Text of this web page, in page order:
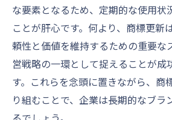
な要素となるため、定期的な使用状
ことが肝心です。何より、商標更新
頼性と価値を維持するための重要な
営戦略の一環として捉えることが成
す。これらを念頭に置きながら、商
り組むことで、企業は長期的なブラ